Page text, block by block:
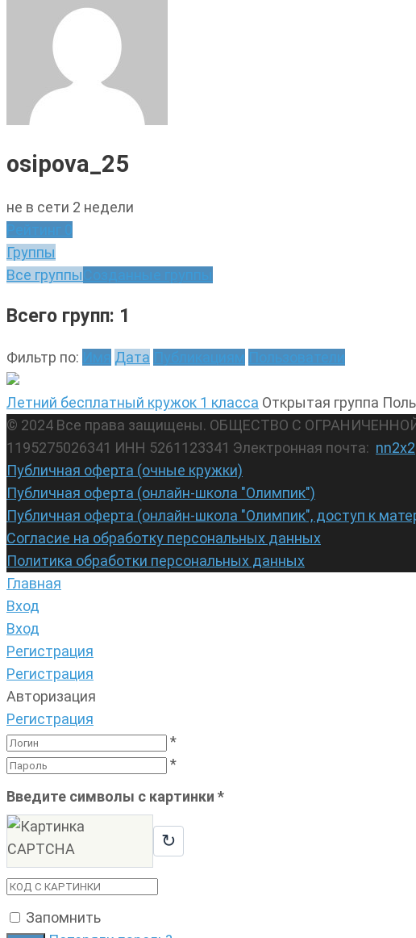
osipova_25
не в сети 2 недели
Рейтинг 0
Группы
Все группыСозданные группы
Всего групп: 1
Фильтр по: Имя Дата Публикациям Пользователи
Летний бесплатный кружок 1 класса Открытая группа
© 2024 Все права защищены. ОБЩЕСТВО С
1195275026341 ИНН 5261123341 Электронная почта:
Публичная оферта (очные кружки)
Публичная оферта (онлайн-школа "Олимпик")
Публичная оферта (онлайн-школа "Олимпик", доступ к
Согласие на обработку персональных данных
Политика обработки персональных данных
Главная
Вход
Вход
Регистрация
Регистрация
Авторизация
Регистрация
*
*
Введите символы с картинки *
↻
Запомнить